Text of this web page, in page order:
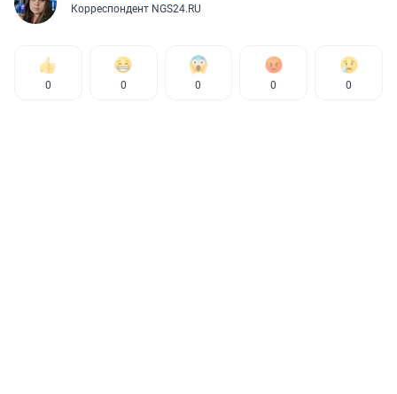
Корреспондент NGS24.RU
0 0 0 0 0